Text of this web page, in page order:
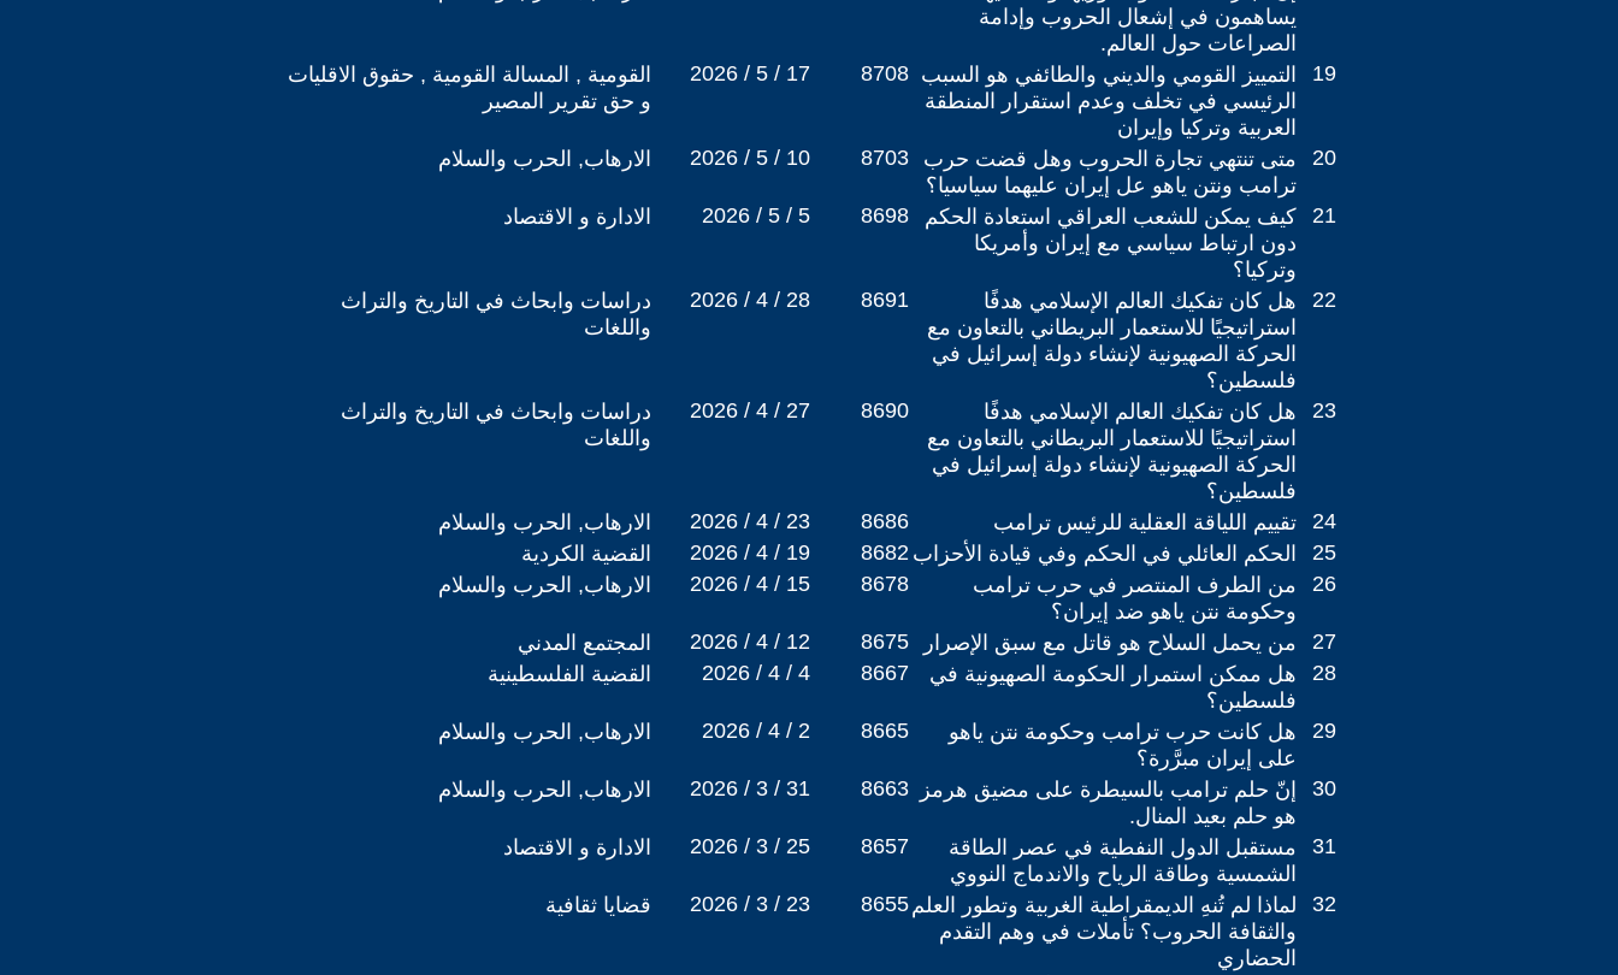
يساهمون في إشعال الحروب وإدامة
الصراعات حول العالم.
القومية , المسالة القومية , حقوق الاقليات
و حق تقرير المصير
2026 / 5 / 17 8708 التمييز القومي والديني والطائفي هو السبب
الرئيسي في تخلف وعدم استقرار المنطقة
العربية وتركيا وإيران
19
الارهاب, الحرب والسلام 2026 / 5 / 10 8703
متى تنتهي تجارة الحروب وهل قضت حرب
ترامب ونتن ياهو عل إيران عليهما سياسيا؟
20
الادارة و الاقتصاد 2026 / 5 / 5 8698
كيف يمكن للشعب العراقي استعادة الحكم
دون ارتباط سياسي مع إيران وأمريكا
وتركيا؟
21
دراسات وابحاث في التاريخ والتراث
واللغات
2026 / 4 / 28 8691
هل كان تفكيك العالم الإسلامي هدفًا
استراتيجيًا للاستعمار البريطاني بالتعاون مع
الحركة الصهيونية لإنشاء دولة إسرائيل في
فلسطين؟
22
دراسات وابحاث في التاريخ والتراث
واللغات
2026 / 4 / 27 8690
هل كان تفكيك العالم الإسلامي هدفًا
استراتيجيًا للاستعمار البريطاني بالتعاون مع
الحركة الصهيونية لإنشاء دولة إسرائيل في
فلسطين؟
23
الارهاب, الحرب والسلام 2026 / 4 / 23 8686 تقييم اللياقة العقلية للرئيس ترامب
24
القضية الكردية
2026 / 4 / 19 8682 الحكم العائلي في الحكم وفي قيادة الأحزاب
25
الارهاب, الحرب والسلام
2026 / 4 / 15 8678
من الطرف المنتصر في حرب ترامب
وحكومة نتن ياهو ضد إيران؟
26
المجتمع المدني 2026 / 4 / 12 8675 من يحمل السلاح هو قاتل مع سبق الإصرار
27
القضية الفلسطينية
2026 / 4 / 4 8667
هل ممكن استمرار الحكومة الصهيونية في
فلسطين؟
28
الارهاب, الحرب والسلام 2026 / 4 / 2 8665
هل كانت حرب ترامب وحكومة نتن ياهو
على إيران مبرَّرة؟
29
الارهاب, الحرب والسلام 2026 / 3 / 31 8663
إنّ حلم ترامب بالسيطرة على مضيق هرمز
هو حلم بعيد المنال.
30
الادارة و الاقتصاد 2026 / 3 / 25 8657
مستقبل الدول النفطية في عصر الطاقة
الشمسية وطاقة الرياح والاندماج النووي
31
قضايا ثقافية 2026 / 3 / 23 8655لماذا لم تُنهِ الديمقراطية الغربية وتطور العلم
والثقافة الحروب؟ تأملات في وهم التقدم
الحضاري
32